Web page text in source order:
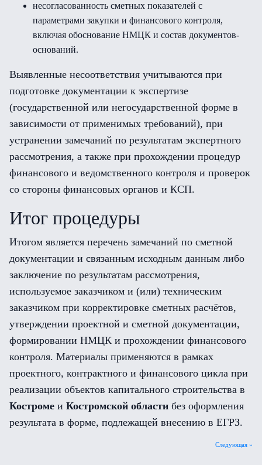
несогласованность сметных показателей с
параметрами закупки и финансового контроля,
включая обоснование НМЦК и состав документов-
оснований.
Выявленные несоответствия учитываются при
подготовке документации к экспертизе
(государственной или негосударственной форме в
зависимости от применимых требований), при
устранении замечаний по результатам экспертного
рассмотрения, а также при прохождении процедур
финансового и ведомственного контроля и проверок
со стороны финансовых органов и КСП.
Итог процедуры
Итогом является перечень замечаний по сметной
документации и связанным исходным данным либо
заключение по результатам рассмотрения,
используемое заказчиком и (или) техническим
заказчиком при корректировке сметных расчётов,
утверждении проектной и сметной документации,
формировании НМЦК и прохождении финансового
контроля. Материалы применяются в рамках
проектного, контрактного и финансового цикла при
реализации объектов капитального строительства в
Костроме и Костромской области без оформления
результата в форме, подлежащей внесению в ЕГРЗ.
Следующая »